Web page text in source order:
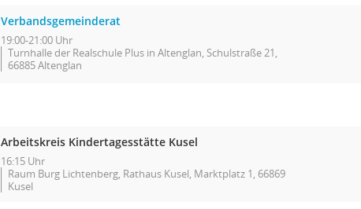
Verbandsgemeinderat
19:00-21:00 Uhr
Turnhalle der Realschule Plus in Altenglan, Schulstraße 21,
66885 Altenglan
Arbeitskreis Kindertagesstätte Kusel
16:15 Uhr
Raum Burg Lichtenberg, Rathaus Kusel, Marktplatz 1, 66869
Kusel